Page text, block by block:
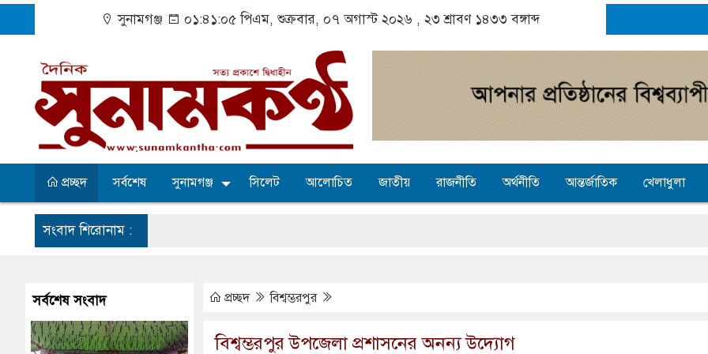
সুনামগঞ্জ ০১:৪১:০৬ পিএম, শুক্রবার, ০৭ অগাস্ট ২০২৬ ,২৩ শ্রাবণ ১৪৩৩ বঙ্গাব্দ
প্রচ্ছদ সর্বশেষ সুনামগঞ্জ সিলেট আলোচিত জাতীয় রাজনীতি অর্থনীতি আন্তর্জাতিক খেলাধুলা
সংবাদ শিরোনাম :
প্রচ্ছদ বিশ্বম্ভরপুর
বিশ্বম্ভরপুর উপজেলা প্রশাসনের অনন্য উদ্যোগ
সর্বশেষ সংবাদ